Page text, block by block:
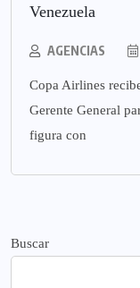
Venezuela
AGENCIAS
Copa Airlines
Gerente General
figura con
Buscar